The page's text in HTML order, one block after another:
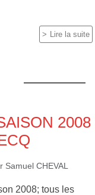
Lire la suite
2008
Samuel CHEVAL
2008; tous les